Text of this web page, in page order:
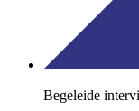
Begeleide